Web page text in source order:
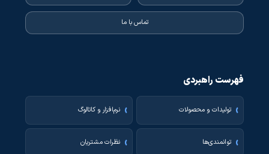
تماس با ما
فهرست راهبردی
تولیدات و محصولات نرم‌افزار و کاتالوگ
توانمندی‌ها نظرات مشتریان